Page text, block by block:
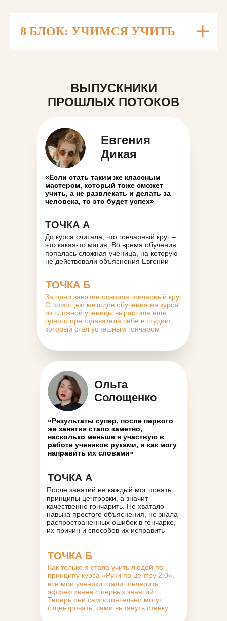
8 БЛОК: УЧИМСЯ УЧИТЬ
ВЫПУСКНИКИ
ПРОШЛЫХ ПОТОКОВ
Евгения
Дикая
«Если стать таким же классным
мастером, который тоже сможет
учить, а не развлекать и делать за
человека, то это будет успех»
ТОЧКА А
До курса считала, что гончарный круг –
это какая-то магия. Во время обучения
попалась сложная ученица, на которую
не действовали объяснения Евгении
ТОЧКА Б
За одно занятие освоила гончарный круг.
С помощью методов обучения на курсе
из сложной ученицы вырастила еще
одного преподавателя себе в студию,
который стал успешным гончаром
Ольга
Солощенко
«Результаты супер, после первого
же занятия стало заметно,
насколько меньше я участвую в
работе учеников руками, и как могу
направить их словами»
ТОЧКА А
После занятий не каждый мог понять
принципы центровки, а значит –
качественно гончарить. Не хватало
навыка простого объяснения, не знала
распространенных ошибок в гончарке,
их причин и способов их исправить
ТОЧКА Б
Как только я стала учить людей по
принципу курса «Руки по центру 2.0»,
все мои ученики стали гончарить
эффективнее с первых занятий.
Теперь они самостоятельно могут
отцентровать, сами вытянуть стенку